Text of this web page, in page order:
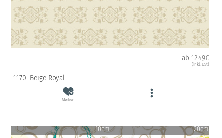
ab 12.49€
(inkl. USt)
1170: Beige Royal
Merken
10cm 20cm